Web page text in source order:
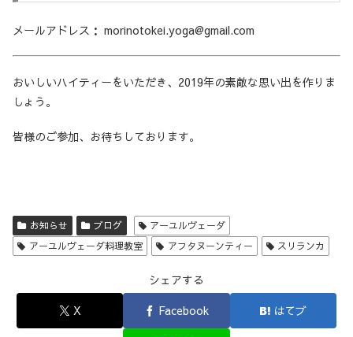
メールアドレス： morinotokei.yoga@gmail.com
おいしいハイティーをいただき、2019年の素敵な思い出を作りま
しょう。
皆様のご参加、お待ちしております。
お知らせ ブログ
アーユルヴェーダ
アーユルヴェーダ料理教室
アフタヌーンティー スリランカ
シェアする
X
Facebook はてブ